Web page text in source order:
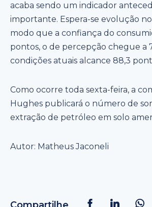
acaba sendo um indicador
importante. Espera-se evolução
modo que a confiança do
pontos, o de percepção chegue a
condições atuais alcance 88,3
Como ocorre toda sexta-feira, a
Hughes publicará o número de
extração de petróleo em solo
Autor: Matheus Jaconeli